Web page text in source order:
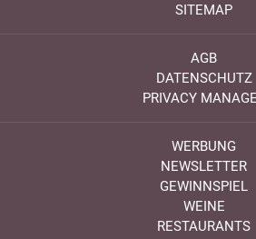
SITEMAP
AGB
DATENSCHUTZ
PRIVACY
WERBUNG
NEWSLETTER
GEWINNSPIEL
WEINE
RESTAURANTS